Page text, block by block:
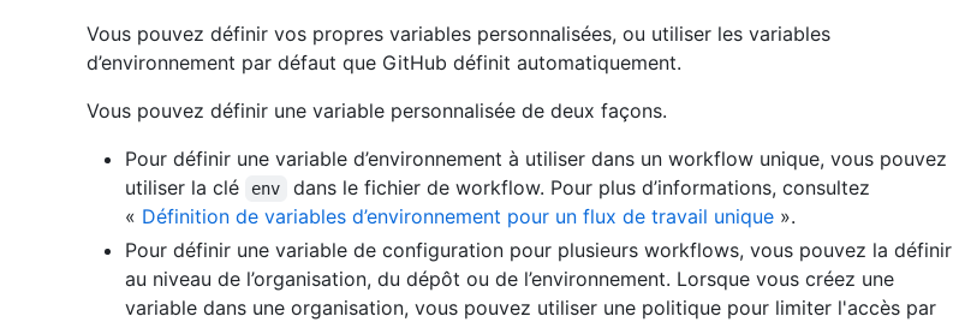
Vous pouvez définir vos propres variables personnalisées, ou utiliser les variables
d’environnement par défaut que GitHub définit automatiquement.
Vous pouvez définir une variable personnalisée de deux façons.
Pour définir une variable d’environnement à utiliser dans un workflow unique, vous pouvez
utiliser la clé
env
dans le fichier de workflow. Pour plus d’informations, consultez
« Définition de variables d’environnement pour un flux de travail unique ».
Pour définir une variable de configuration pour plusieurs workflows, vous pouvez la définir
au niveau de l’organisation, du dépôt ou de l’environnement. Lorsque vous créez une
variable dans une organisation, vous pouvez utiliser une politique pour limiter l'accès par